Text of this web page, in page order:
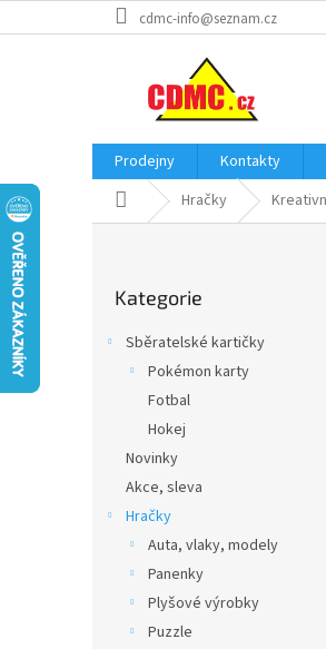
na
cdmc-info@seznam.cz
Prodejny Kontakty
Domů Hračky
kategorie
Kategorie
Sběratelské kartičky
Pokémon karty
Fotbal
Hokej
Novinky
Akce, sleva
Hračky
Auta, vlaky, modely
Panenky
Plyšové výrobky
Puzzle